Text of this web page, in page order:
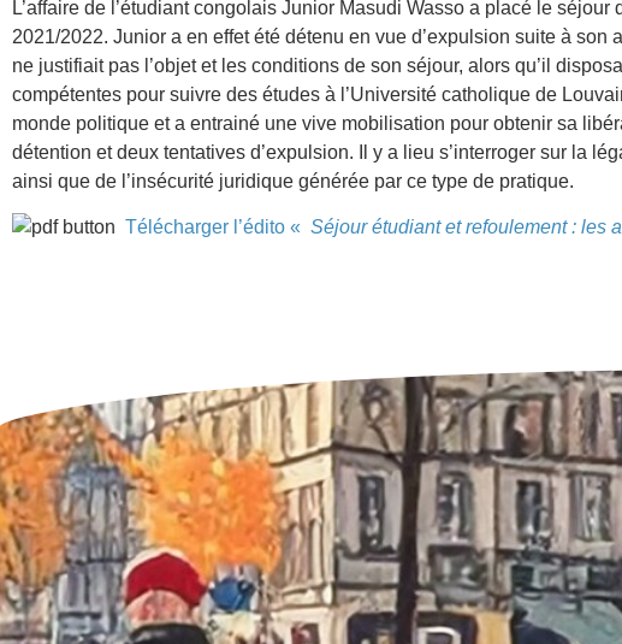
L’affaire de l’étudiant congolais Junior Masudi Wasso a placé le
2021/2022. Junior a en effet été détenu en vue d’expulsion suite à son
ne justifiait pas l’objet et les conditions de son séjour, alors qu’il
compétentes pour suivre des études à l’Université catholique de
monde politique et a entrainé une vive mobilisation pour obtenir sa
détention et deux tentatives d’expulsion. Il y a lieu s’interroger sur la
ainsi que de l’insécurité juridique générée par ce type de pratique.
Télécharger l’édito « Séjour étudiant et refoulement : les